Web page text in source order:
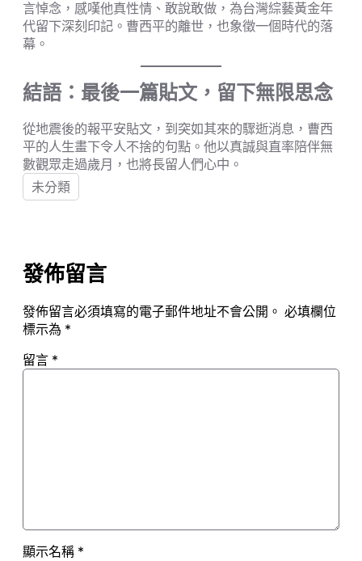
言悼念，感嘆他真性情、敢說敢做，為台灣綜藝黃金年
代留下深刻印記。曹西平的離世，也象徵一個時代的落
幕。
結語：最後一篇貼文，留下無限思念
從地震後的報平安貼文，到突如其來的驟逝消息，曹西
平的人生畫下令人不捨的句點。他以真誠與直率陪伴無
數觀眾走過歲月，也將長留人們心中。
未分類
發佈留言
發佈留言必須填寫的電子郵件地址不會公開。 必填欄位
標示為 *
留言 *
顯示名稱 *